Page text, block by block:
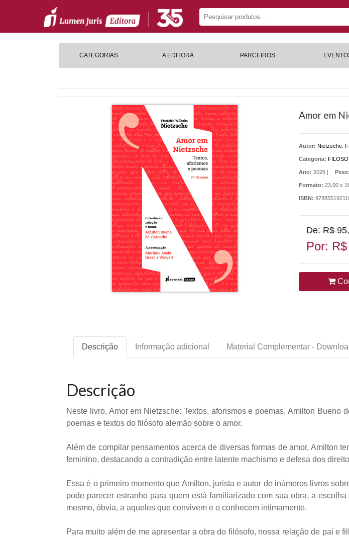
CATEGORIAS A EDITORA PARCEIROS
Amor em
Autor: Nietzsche.
Categoria:
Ano: 2026 | Peso:
Formato: 23,00 x
ISBN:
De: R$
Por:
Descrição Informação adicional Material Complementar -
Descrição
Neste livro, Amor em Nietzsche: Textos, aforismos e poemas, Amilton
poemas e textos do filósofo alemão sobre o amor.
Além de compilar pensamentos acerca de diversas formas de amor, Amilton
feminino, destacando a contradição entre latente machismo e defesa dos
Essa é o primeiro momento que Amilton, jurista e autor de inúmeros livros
pode parecer estranho para quem está familiarizado com sua obra, a
mesmo, óbvia, a aqueles que convivem e o conhecem intimamente.
Para muito além de me apresentar a obra do filósofo, nossa relação de pai e